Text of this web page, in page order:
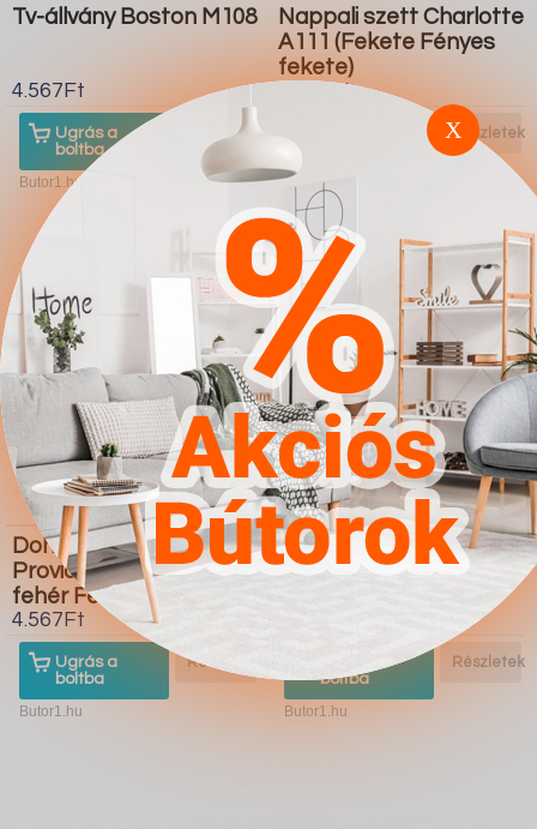
Tv-állvány Boston M108
4.567Ft
Ugrás a
boltba
Részletek
Butor1.hu
Nappali szett Charlotte
A111 (Fekete Fényes
fekete)
4.567Ft
Részletek
Butor1.hu
Dohányzóasztal
Providence 176 (Fényes
fehér Fekete)
4.567Ft
Ugrás a
boltba
Részletek
Butor1.hu
Galériaágy Hartford
366 (Fehér Fényes
boltba
Részletek
Butor1.hu
X